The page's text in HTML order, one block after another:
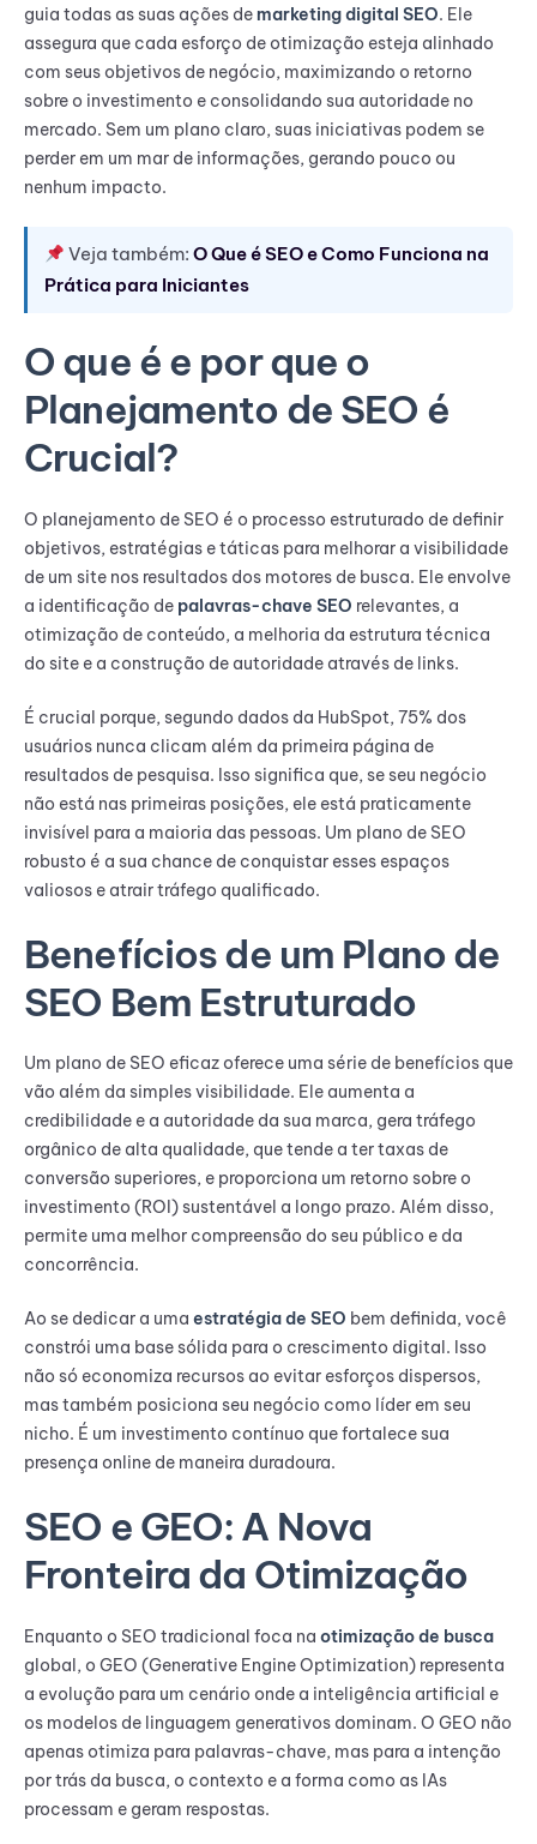
guia todas as suas ações demarketing digital SEO. Ele
assegura que cada esforço de otimização esteja alinhado
com seus objetivos de negócio, maximizando o retorno
sobre o investimento e consolidando sua autoridade no
mercado. Sem um plano claro, suas iniciativas podem se
perder em um mar de informações, gerando pouco ou
nenhum impacto.
Veja também:O Que é SEO e Como Funciona na
Prática para Iniciantes
O que é e por que o
Planejamento de SEO é
Crucial?
O planejamento de SEO é o processo estruturado de definir
objetivos, estratégias e táticas para melhorar a visibilidade
de um site nos resultados dos motores de busca. Ele envolve
a identificação de palavras-chave SEO relevantes, a
otimização de conteúdo, a melhoria da estrutura técnica
do site e a construção de autoridade através de links.
É crucial porque, segundo dados da HubSpot, 75% dos
usuários nunca clicam além da primeira página de
resultados de pesquisa. Isso significa que, se seu negócio
não está nas primeiras posições, ele está praticamente
invisível para a maioria das pessoas. Um plano de SEO
robusto é a sua chance de conquistar esses espaços
valiosos e atrair tráfego qualificado.
Benefícios de um Plano de
SEO Bem Estruturado
Um plano de SEO eficaz oferece uma série de benefícios que
vão além da simples visibilidade. Ele aumenta a
credibilidade e a autoridade da sua marca, gera tráfego
orgânico de alta qualidade, que tende a ter taxas de
conversão superiores, e proporciona um retorno sobre o
investimento (ROI) sustentável a longo prazo. Além disso,
permite uma melhor compreensão do seu público e da
concorrência.
Ao se dedicar a uma estratégia de SEO bem definida, você
constrói uma base sólida para o crescimento digital. Isso
não só economiza recursos ao evitar esforços dispersos,
mas também posiciona seu negócio como líder em seu
nicho. É um investimento contínuo que fortalece sua
presença online de maneira duradoura.
SEO e GEO: A Nova
Fronteira da Otimização
Enquanto o SEO tradicional foca na otimização de busca
global, o GEO (Generative Engine Optimization) representa
a evolução para um cenário onde a inteligência artificial e
os modelos de linguagem generativos dominam. O GEO não
apenas otimiza para palavras-chave, mas para a intenção
por trás da busca, o contexto e a forma como as IAs
processam e geram respostas.